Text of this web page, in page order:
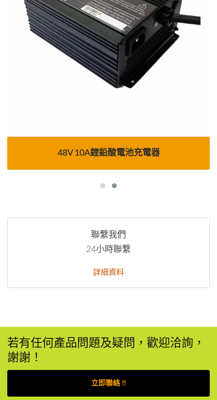
48V 10A鋰鉛酸電池充電器
聯繫我們
24小時聯繫
詳細資料
若有任何產品問題及疑問，歡迎洽詢，
謝謝！
立即聯絡 !!